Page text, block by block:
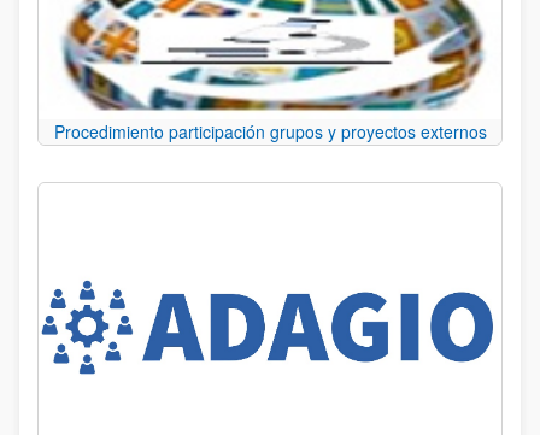
Procedimiento participación grupos y proyectos externos